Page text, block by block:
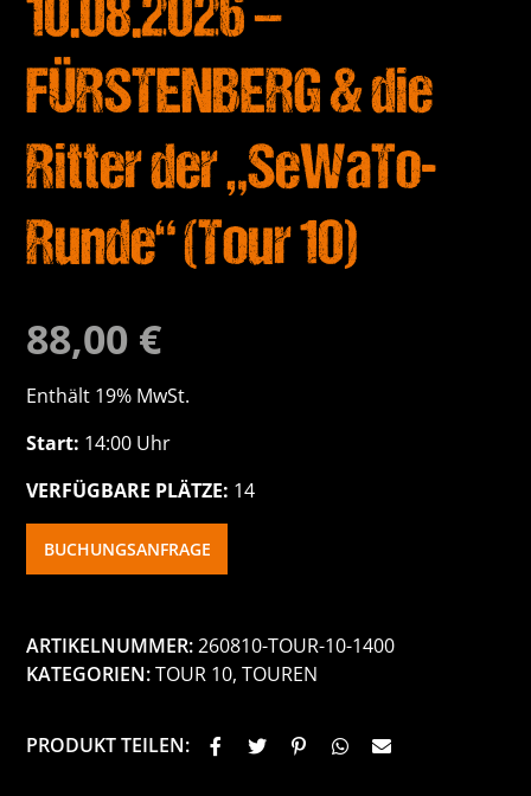
10.08.2026 –
FÜRSTENBERG & die
Ritter der „SeWaTo-
Runde“ (Tour 10)
88,00 €
Enthält 19% MwSt.
Start: 14:00 Uhr
VERFÜGBARE PLÄTZE: 14
BUCHUNGSANFRAGE
ARTIKELNUMMER:260810-TOUR-10-1400
KATEGORIEN:TOUR 10,TOUREN
PRODUKT TEILEN: